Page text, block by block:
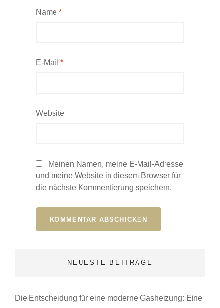
Name *
E-Mail *
Website
Meinen Namen, meine E-Mail-Adresse
und meine Website in diesem Browser für
die nächste Kommentierung speichern.
NEUESTE BEITRÄGE
Die Entscheidung für eine moderne Gasheizung: Eine